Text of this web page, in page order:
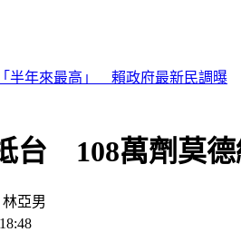
半年來最高」 賴政府最新民調曝
台 108萬劑莫
亞男